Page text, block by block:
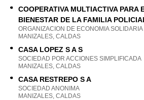
COOPERATIVA MULTIACTIVA PARA
BIENESTAR DE LA FAMILIA
ORGANIZACION DE ECONOMIA SOLIDARIA
MANIZALES, CALDAS
CASA LOPEZ S A S
SOCIEDAD POR ACCIONES SIMPLIFICADA
MANIZALES, CALDAS
CASA RESTREPO S A
SOCIEDAD ANONIMA
MANIZALES, CALDAS